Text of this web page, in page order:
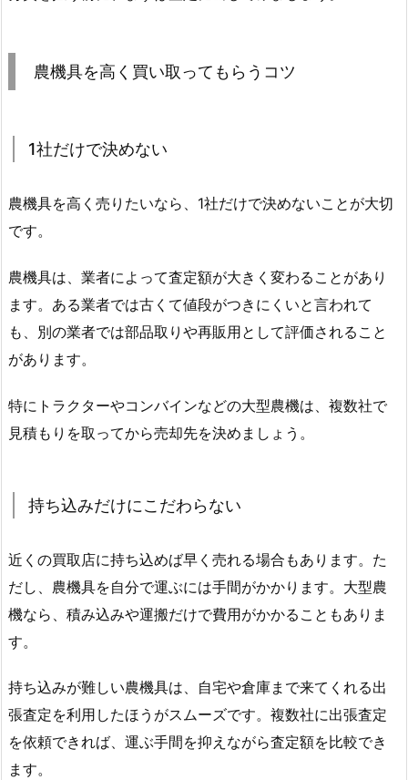
農機具を高く買い取ってもらうコツ
1社だけで決めない
農機具を高く売りたいなら、1社だけで決めないことが大切
です。
農機具は、業者によって査定額が大きく変わることがあり
ます。ある業者では古くて値段がつきにくいと言われて
も、別の業者では部品取りや再販用として評価されること
があります。
特にトラクターやコンバインなどの大型農機は、複数社で
見積もりを取ってから売却先を決めましょう。
持ち込みだけにこだわらない
近くの買取店に持ち込めば早く売れる場合もあります。た
だし、農機具を自分で運ぶには手間がかかります。大型農
機なら、積み込みや運搬だけで費用がかかることもありま
す。
持ち込みが難しい農機具は、自宅や倉庫まで来てくれる出
張査定を利用したほうがスムーズです。複数社に出張査定
を依頼できれば、運ぶ手間を抑えながら査定額を比較でき
ます。